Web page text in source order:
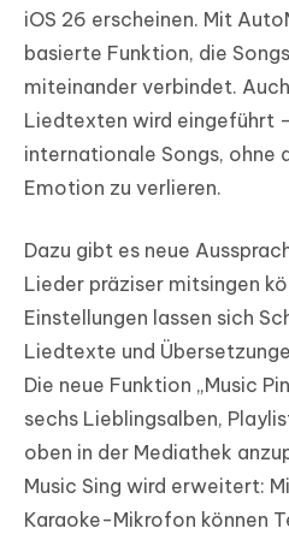
1. Verwenden Sie Musik-
2. Nutzen Sie den Karaoke-
3. Halten Sie Ihr System
4. Entdecken Sie AutoMix
Teil 6. Fazit
iOS 26 erscheinen. Mit
basierte Funktion, die
miteinander verbindet.
Liedtexten wird eingeführt
internationale Songs, ohne
Emotion zu verlieren.
Dazu gibt es neue
Lieder präziser mitsingen
Einstellungen lassen sich
Liedtexte und
Die neue Funktion „Music
sechs Lieblingsalben,
oben in der Mediathek
Music Sing wird erweitert:
Karaoke-Mikrofon können